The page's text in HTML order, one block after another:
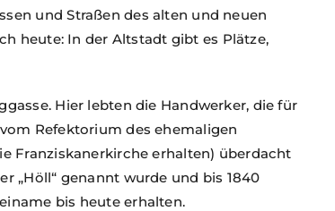
und Straßen des alten und neuen
heute: In der Altstadt gibt es Plätze,
Hier lebten die Handwerker, die für
Refektorium des ehemaligen
Franziskanerkirche erhalten) überdacht
„Höll“ genannt wurde und bis 1840
bis heute erhalten.